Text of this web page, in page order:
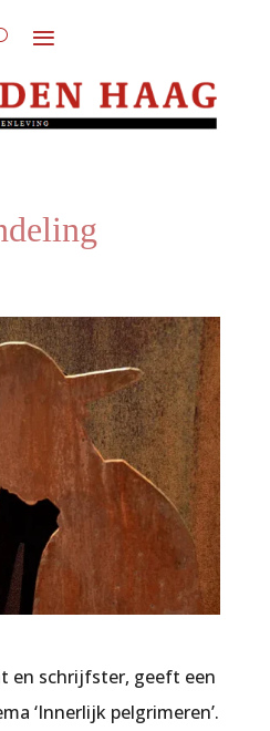
en schrijfster, geeft een
‘Innerlijk pelgrimeren’.